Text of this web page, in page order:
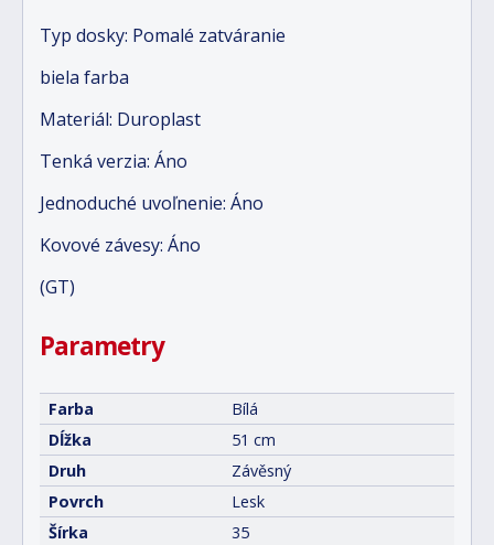
Typ dosky: Pomalé zatváranie
biela farba
Materiál: Duroplast
Tenká verzia: Áno
Jednoduché uvoľnenie: Áno
Kovové závesy: Áno
(GT)
Parametry
Farba
Bílá
Dĺžka
51 cm
Druh
Závěsný
Povrch
Lesk
Šírka
35